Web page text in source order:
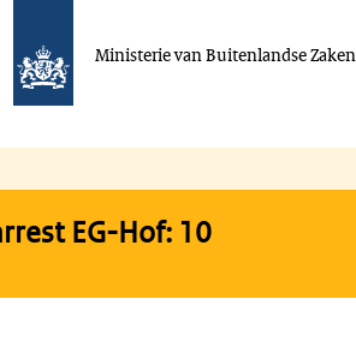
Ministerie van Buitenlandse Zaken
EG-Hof: 10